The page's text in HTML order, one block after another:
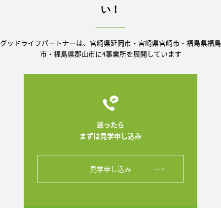
い！
グッドライフパートナーは、宮崎県延岡市・宮崎県宮崎市・福島県福島
市・福島県郡山市に4事業所を展開しています
迷ったら
まずは見学申し込み
見学申し込み